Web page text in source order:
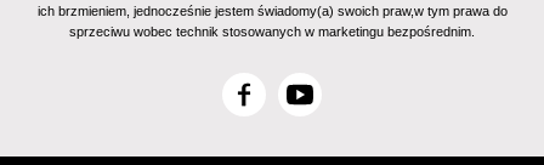
ich brzmieniem, jednocześnie jestem świadomy(a) swoich praw,w tym prawa do
sprzeciwu wobec technik stosowanych w marketingu bezpośrednim.
F
c
Y
u